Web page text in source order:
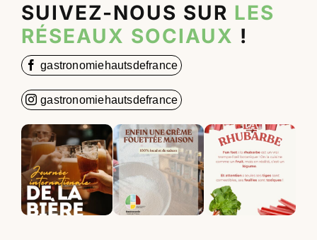
SUIVEZ-NOUS SUR LES
RÉSEAUX SOCIAUX !